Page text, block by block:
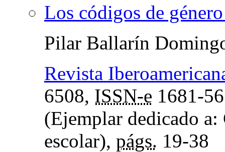
Los códigos de
Pilar Ballarín
Revista
6508, ISSN-e 1681-
(Ejemplar dedicado
escolar), págs. 19-38